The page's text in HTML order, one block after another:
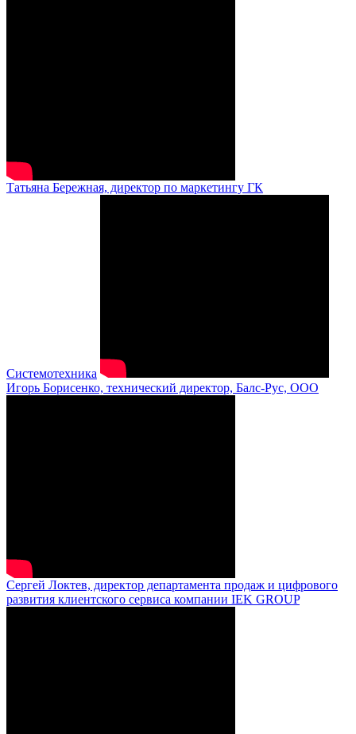
Татьяна Бережная, директор по маркетингу ГК
Системотехника
Игорь Борисенко, технический директор, Балс-Рус, ООО
Сергей Локтев, директор департамента продаж и цифрового
развития клиентского сервиса компании IEK GROUP